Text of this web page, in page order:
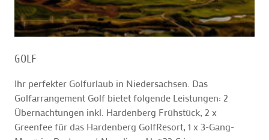
GOLF
Ihr perfekter Golfurlaub in Niedersachsen. Das
Golfarrangement Golf bietet folgende Leistungen: 2
Übernachtungen inkl. Hardenberg Frühstück, 2 x
Greenfee für das Hardenberg GolfResort, 1 x 3-Gang-